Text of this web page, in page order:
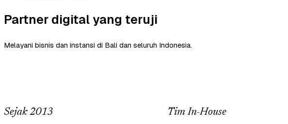
Partner digital yang teruji
Melayani bisnis dan instansi di Bali dan seluruh Indonesia.
Sejak 2013 Tim In-House